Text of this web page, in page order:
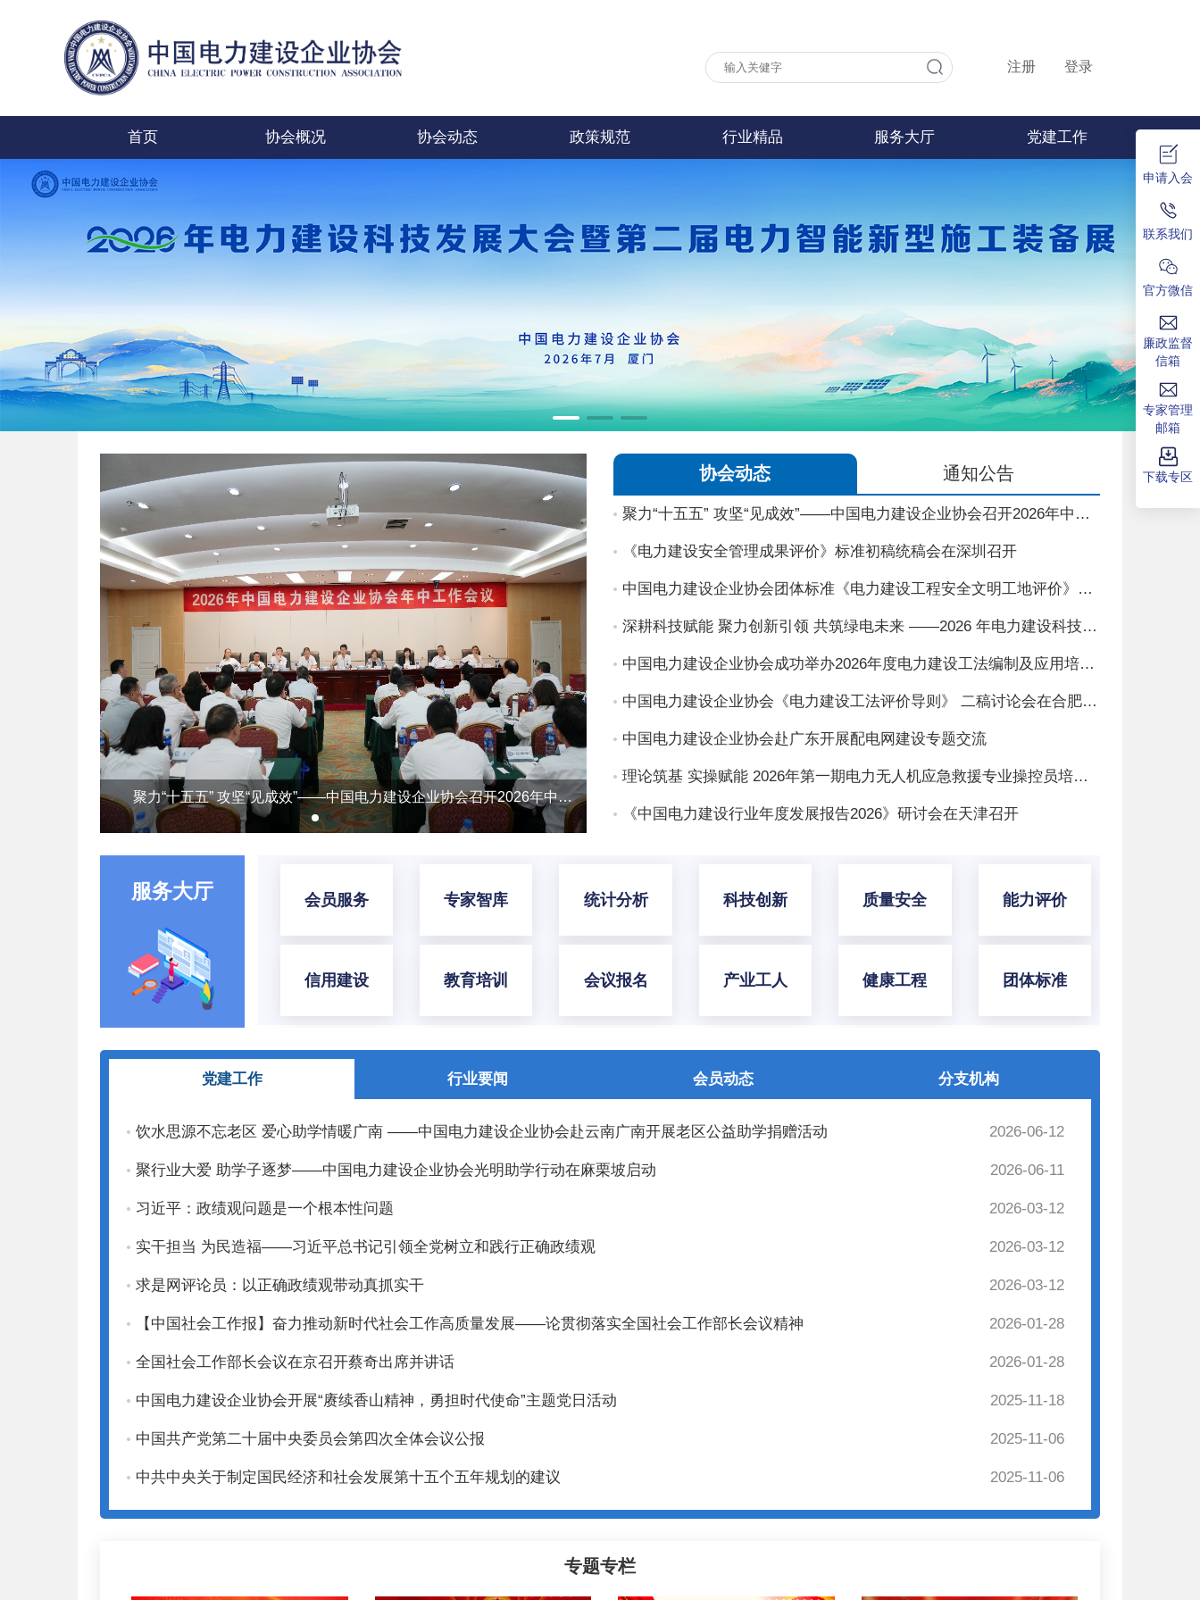
申请入会
联系我们
官方微信
廉政监督
信箱
专家管理
邮箱
下载专区
注册 登录
首页 协会概况 协会动态 政策规范 行业精品 服务大厅 党建工作
《电力建设安全管理成果评价》标准初稿统稿会在深圳召开
协会动态 通知公告
聚力“十五五” 攻坚“见成效”——中国电力建设企业协会召开2026年中工作会议
《电力建设安全管理成果评价》标准初稿统稿会在深圳召开
中国电力建设企业协会团体标准《电力建设工程安全文明工地评价》启动暨初稿讨论会在兰州召开
深耕科技赋能 聚力创新引领 共筑绿电未来 ——2026 年电力建设科技发展大会暨第二届电力智能新型施工装备展在厦门召开
中国电力建设企业协会成功举办2026年度电力建设工法编制及应用培训会
中国电力建设企业协会《电力建设工法评价导则》 二稿讨论会在合肥召开
中国电力建设企业协会赴广东开展配电网建设专题交流
理论筑基 实操赋能 2026年第一期电力无人机应急救援专业操控员培训班成功举办
《中国电力建设行业年度发展报告2026》研讨会在天津召开
服务大厅 会员服务 专家智库 统计分析 科技创新 质量安全 能力评价
信用建设 教育培训 会议报名 产业工人 健康工程 团体标准
党建工作 行业要闻 会员动态 分支机构
饮水思源不忘老区 爱心助学情暖广南 ——中国电力建设企业协会赴云南广南开展老区公益助学捐赠活动 2026-06-12
聚行业大爱 助学子逐梦——中国电力建设企业协会光明助学行动在麻栗坡启动 2026-06-11
习近平：政绩观问题是一个根本性问题 2026-03-12
实干担当 为民造福——习近平总书记引领全党树立和践行正确政绩观 2026-03-12
求是网评论员：以正确政绩观带动真抓实干 2026-03-12
【中国社会工作报】奋力推动新时代社会工作高质量发展——论贯彻落实全国社会工作部长会议精神 2026-01-28
全国社会工作部长会议在京召开蔡奇出席并讲话 2026-01-28
中国电力建设企业协会开展“赓续香山精神，勇担时代使命”主题党日活动 2025-11-18
中国共产党第二十届中央委员会第四次全体会议公报 2025-11-06
中共中央关于制定国民经济和社会发展第十五个五年规划的建议 2025-11-06
专题专栏